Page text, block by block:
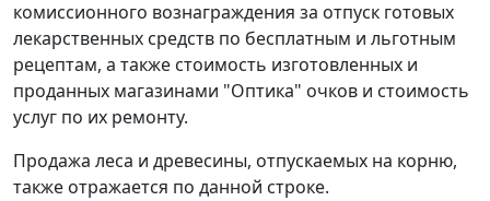
комиссионного вознаграждения за отпуск готовых
лекарственных средств по бесплатным и льготным
рецептам, а также стоимость изготовленных и
проданных магазинами "Оптика" очков и стоимость
услуг по их ремонту.
Продажа леса и древесины, отпускаемых на корню,
также отражается по данной строке.